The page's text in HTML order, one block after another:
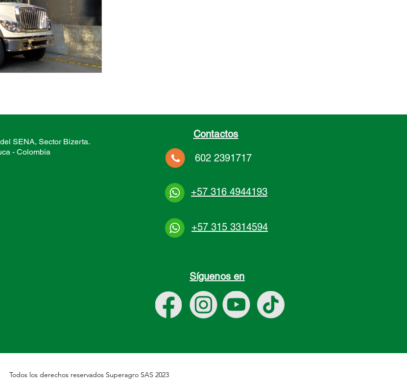
SENA, Sector Bizerta.
- Colombia
Contactos
602 2391717
+57 316 4944193
+57 315 3314594
Síguenos en
Todos los derechos reservados Superagro SAS 2023